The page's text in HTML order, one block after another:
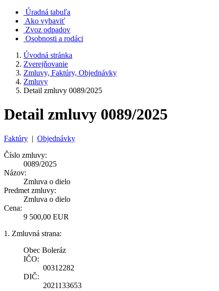
Úradná tabuľa
Ako vybaviť
Zvoz odpadov
Osobnosti a rodáci
Úvodná stránka
Zverejňovanie
Zmluvy, Faktúry, Objednávky
Zmluvy
Detail zmluvy 0089/2025
Detail zmluvy 0089/2025
Faktúry | Objednávky
Číslo zmluvy:
0089/2025
Názov:
Zmluva o dielo
Predmet zmluvy:
Zmluva o dielo
Cena:
9 500,00 EUR
1. Zmluvná strana:
Obec Boleráz
IČO:
00312282
DIČ:
2021133653